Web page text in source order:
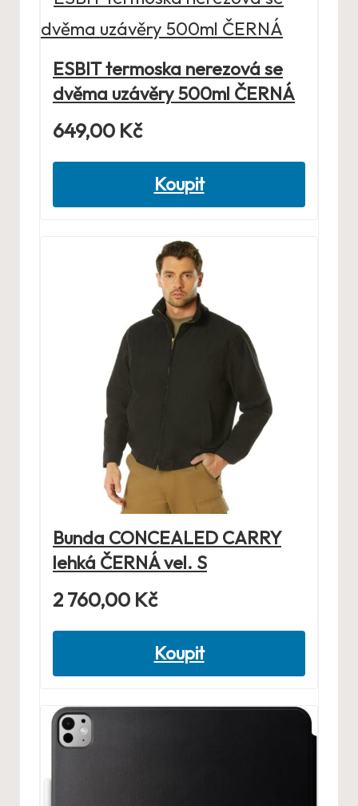
ESBIT termoska nerezová se
dvěma uzávěry 500ml ČERNÁ
649,00 Kč
Koupit
Bunda CONCEALED CARRY
lehká ČERNÁ vel. S
2 760,00 Kč
Koupit